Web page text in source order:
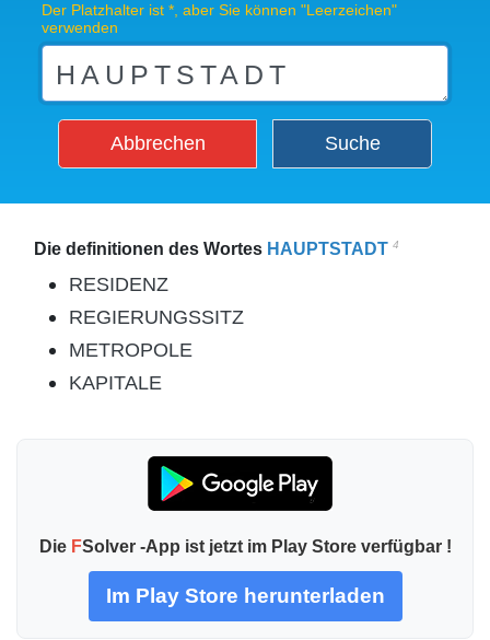
Der Platzhalter ist *, aber Sie können "Leerzeichen"
verwenden
Abbrechen Suche
Die definitionen des Wortes HAUPTSTADT 4
RESIDENZ
REGIERUNGSSITZ
METROPOLE
KAPITALE
Die FSolver -App ist jetzt im Play Store verfügbar !
Im Play Store herunterladen